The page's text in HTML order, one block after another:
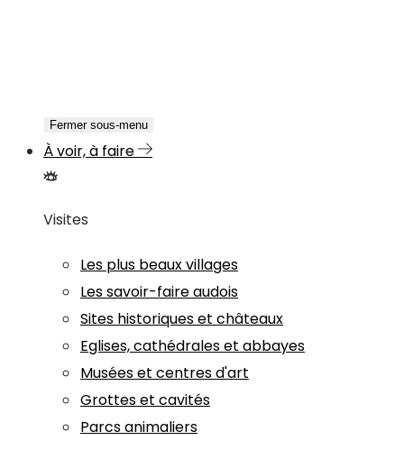
Fermer sous-menu
À voir, à faire
Visites
Les plus beaux villages
Les savoir-faire audois
Sites historiques et châteaux
Eglises, cathédrales et abbayes
Musées et centres d'art
Grottes et cavités
Parcs animaliers